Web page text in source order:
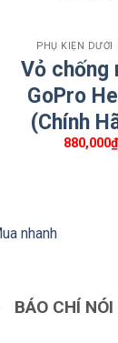
PHỤ KIỆN DƯỚI
Vỏ chống
GoPro
(Chính
880,000₫
nhanh
BÁO CHÍ